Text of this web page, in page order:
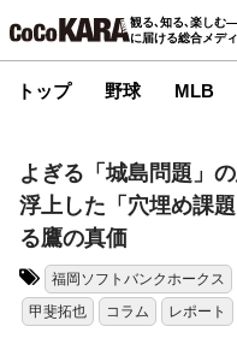
観る､知る､楽しむ
に届ける総合メデ
トップ 野球 MLB
よぎる「城島問題」
浮上した「穴埋め課
る鷹の真価
福岡ソフトバンクホークス
甲斐拓也
コラム レポート